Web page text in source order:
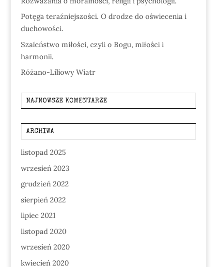
Potęga teraźniejszości. O drodze do oświecenia i
duchowości.
Szaleństwo miłości, czyli o Bogu, miłości i
harmonii.
Różano-Liliowy Wiatr
NAJNOWSZE KOMENTARZE
ARCHIWA
listopad 2025
wrzesień 2023
grudzień 2022
sierpień 2022
lipiec 2021
listopad 2020
wrzesień 2020
kwiecień 2020